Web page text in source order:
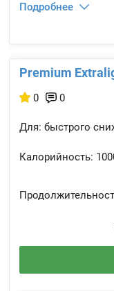
Подробнее
Premium
0 0
Для: быстрого
Калорийность: